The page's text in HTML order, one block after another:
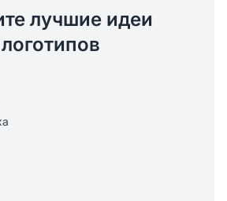
лучшие идеи
логотипов